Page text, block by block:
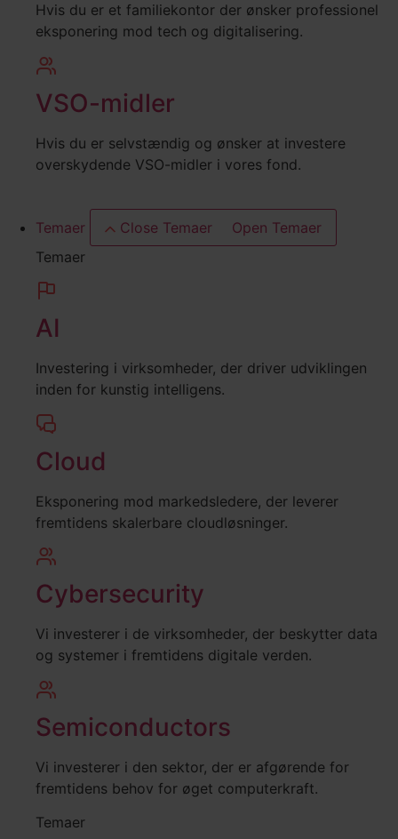
Hvis du er et familiekontor der ønsker professionel
eksponering mod tech og digitalisering.
VSO-midler
Hvis du er selvstændig og ønsker at investere
overskydende VSO-midler i vores fond.
Temaer Close Temaer
Open Temaer
Temaer
AI
Investering i virksomheder, der driver udviklingen
inden for kunstig intelligens.
Cloud
Eksponering mod markedsledere, der leverer
fremtidens skalerbare cloudløsninger.
Cybersecurity
Vi investerer i de virksomheder, der beskytter data
og systemer i fremtidens digitale verden.
Semiconductors
Vi investerer i den sektor, der er afgørende for
fremtidens behov for øget computerkraft.
Temaer